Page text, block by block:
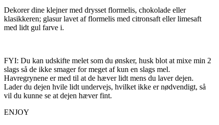
Dekorer dine klejner med drysset flormelis, chokolade eller
klasikkeren; glasur lavet af flormelis med citronsaft eller limesaft
med lidt gul farve i.
FYI: Du kan udskifte melet som du ønsker, husk blot at mixe min 2
slags så de ikke smager for meget af kun en slags mel.
Havregrynene er med til at de hæver lidt mens du laver dejen.
Lader du dejen hvile lidt undervejs, hvilket ikke er nødvendigt, så
vil du kunne se at dejen hæver fint.
ENJOY